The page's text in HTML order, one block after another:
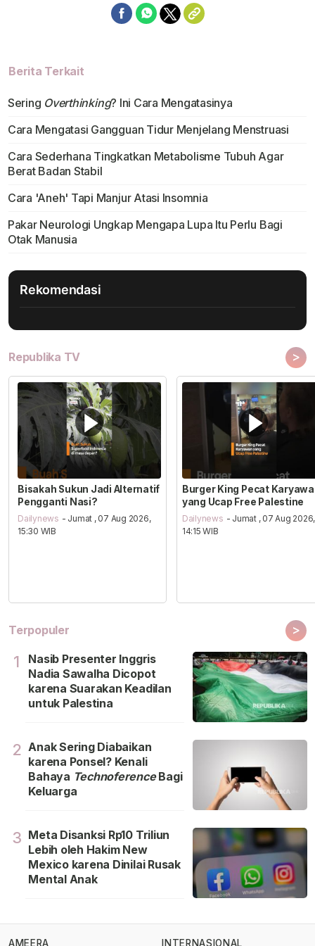
Berita Terkait
Sering Overthinking? Ini Cara Mengatasinya
Cara Mengatasi Gangguan Tidur Menjelang Menstruasi
Cara Sederhana Tingkatkan Metabolisme Tubuh Agar
Berat Badan Stabil
Cara 'Aneh' Tapi Manjur Atasi Insomnia
Pakar Neurologi Ungkap Mengapa Lupa Itu Perlu Bagi
Otak Manusia
Rekomendasi
Republika TV >
Bisakah Sukun Jadi Alternatif
Pengganti Nasi?
Dailynews - Jumat , 07 Aug 2026,
15:30 WIB
Burger King Pecat
yang Ucap Free Palestine
Dailynews - Jumat , 07 Aug 2026,
14:15 WIB
Terpopuler >
1
Nasib Presenter Inggris
Nadia Sawalha Dicopot
karena Suarakan Keadilan
untuk Palestina
2 Anak Sering Diabaikan
karena Ponsel? Kenali
Bahaya TechnoferenceBagi
Keluarga
3 Meta Disanksi Rp10 Triliun
Lebih oleh Hakim New
Mexico karena Dinilai Rusak
Mental Anak
AMEERA INTERNASIONAL